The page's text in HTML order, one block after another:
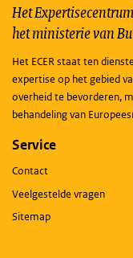
Het
het ministerie van
Het ECER staat ten
expertise op het gebied
overheid te bevorderen,
behandeling van
Service
Contact
Veelgestelde vragen
Sitemap